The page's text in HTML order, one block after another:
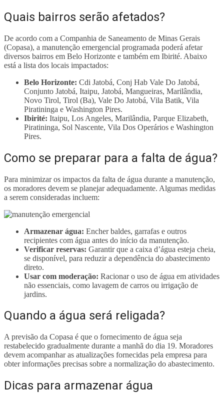
Quais bairros serão afetados?
De acordo com a Companhia de Saneamento de Minas Gerais
(Copasa), a manutenção emergencial programada poderá afetar
diversos bairros em Belo Horizonte e também em Ibirité. Abaixo
está a lista dos locais impactados:
Belo Horizonte: Cdi Jatobá, Conj Hab Vale Do Jatobá,
Conjunto Jatobá, Itaipu, Jatobá, Mangueiras, Marilândia,
Novo Tirol, Tirol (Ba), Vale Do Jatobá, Vila Batik, Vila
Piratininga e Washington Pires.
Ibirité: Itaipu, Los Angeles, Marilândia, Parque Elizabeth,
Piratininga, Sol Nascente, Vila Dos Operários e Washington
Pires.
Como se preparar para a falta de água?
Para minimizar os impactos da falta de água durante a manutenção,
os moradores devem se planejar adequadamente. Algumas medidas
a serem consideradas incluem:
Armazenar água: Encher baldes, garrafas e outros
recipientes com água antes do início da manutenção.
Verificar reservas: Garantir que a caixa d’água esteja cheia,
se disponível, para reduzir a dependência do abastecimento
direto.
Usar com moderação: Racionar o uso de água em atividades
não essenciais, como lavagem de carros ou irrigação de
jardins.
Quando a água será religada?
A previsão da Copasa é que o fornecimento de água seja
restabelecido gradualmente durante a manhã do dia 19. Moradores
devem acompanhar as atualizações fornecidas pela empresa para
obter informações precisas sobre a normalização do abastecimento.
Dicas para armazenar água